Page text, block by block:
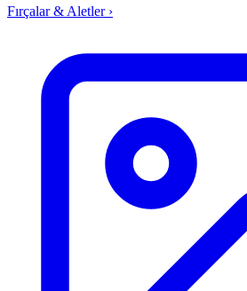
Fırçalar & Aletler ›